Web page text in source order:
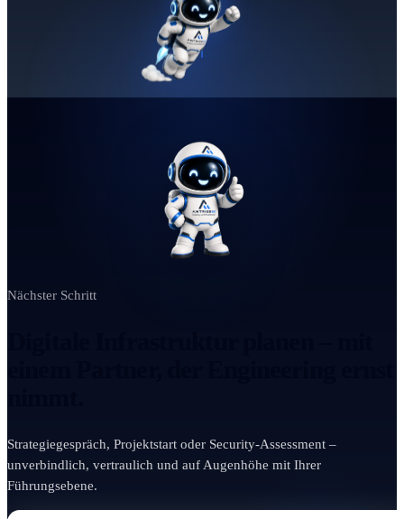
Nächster Schritt
Strategiegespräch, Projektstart oder Security-Assessment –
unverbindlich, vertraulich und auf Augenhöhe mit Ihrer
Führungsebene.